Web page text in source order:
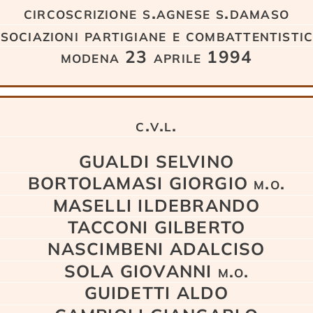
circoscrizione s.agnese s.damaso
partigiane e
modena 23 aprile 1994
c.v.l.
GUALDI SELVINO
BORTOLAMASI GIORGIO m.o.
MASELLI ILDEBRANDO
TACCONI GILBERTO
NASCIMBENI ADALCISO
SOLA GIOVANNI m.o.
GUIDETTI ALDO